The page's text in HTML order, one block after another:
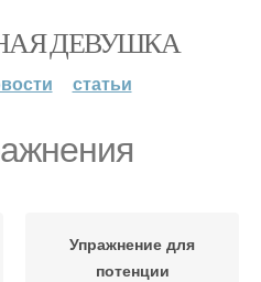
ДЕВУШКА
статьи
Упражнение для
потенции